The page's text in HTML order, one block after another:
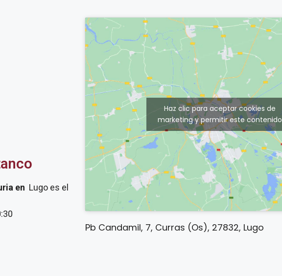
en Lugo es el
Haz clic para aceptar cookies de
marketing y permitir este contenido
Pb Candamil, 7, Curras (Os), 27832, Lugo